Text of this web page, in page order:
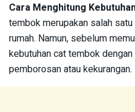
Cara Menghitung
tembok merupakan salah
rumah. Namun, sebelum
kebutuhan cat tembok
pemborosan atau kekurangan.